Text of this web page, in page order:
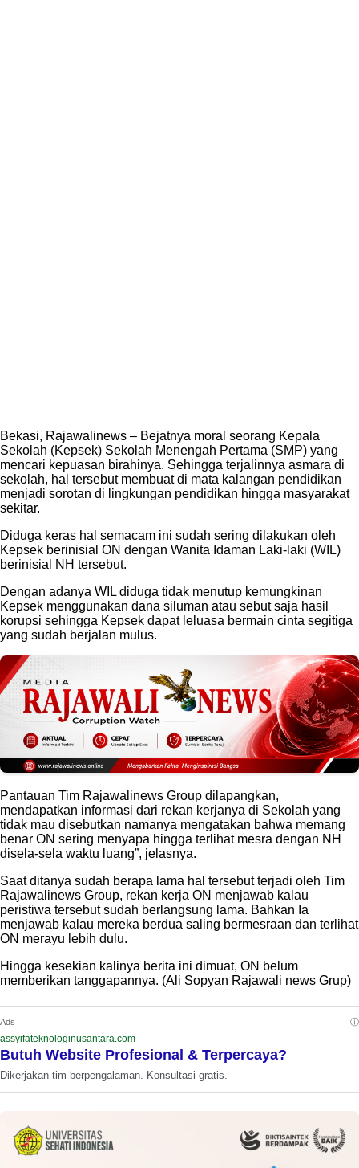
Bekasi, Rajawalinews – Bejatnya moral seorang Kepala
Sekolah (Kepsek) Sekolah Menengah Pertama (SMP) yang
mencari kepuasan birahinya. Sehingga terjalinnya asmara di
sekolah, hal tersebut membuat di mata kalangan pendidikan
menjadi sorotan di lingkungan pendidikan hingga masyarakat
sekitar.
Diduga keras hal semacam ini sudah sering dilakukan oleh
Kepsek berinisial ON dengan Wanita Idaman Laki-laki (WIL)
berinisial NH tersebut.
Dengan adanya WIL diduga tidak menutup kemungkinan
Kepsek menggunakan dana siluman atau sebut saja hasil
korupsi sehingga Kepsek dapat leluasa bermain cinta segitiga
yang sudah berjalan mulus.
Pantauan Tim Rajawalinews Group dilapangkan,
mendapatkan informasi dari rekan kerjanya di Sekolah yang
tidak mau disebutkan namanya mengatakan bahwa memang
benar ON sering menyapa hingga terlihat mesra dengan NH
disela-sela waktu luang”, jelasnya.
Saat ditanya sudah berapa lama hal tersebut terjadi oleh Tim
Rajawalinews Group, rekan kerja ON menjawab kalau
peristiwa tersebut sudah berlangsung lama. Bahkan Ia
menjawab kalau mereka berdua saling bermesraan dan terlihat
ON merayu lebih dulu.
Hingga kesekian kalinya berita ini dimuat, ON belum
memberikan tanggapannya. (Ali Sopyan Rajawali news Grup)
Ads ⓘ
assyifateknologinusantara.com
Butuh Website Profesional & Terpercaya?
Dikerjakan tim berpengalaman. Konsultasi gratis.